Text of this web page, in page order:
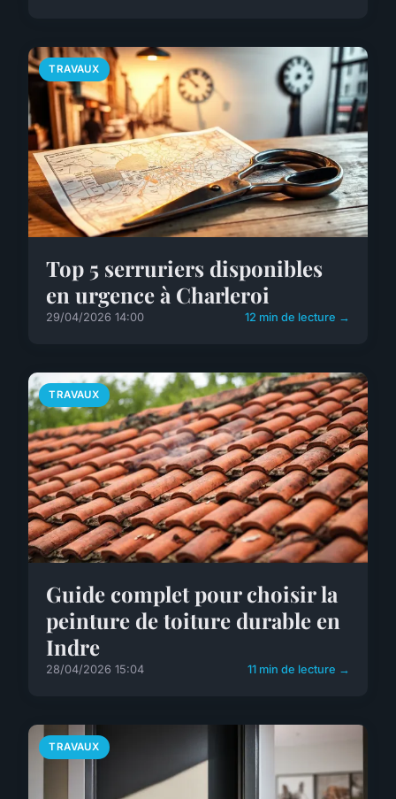
TRAVAUX
Top 5 serruriers disponibles
en urgence à Charleroi
29/04/2026 14:00 12 min de lecture →
TRAVAUX
Guide complet pour choisir la
peinture de toiture durable en
Indre
28/04/2026 15:04 11 min de lecture →
TRAVAUX